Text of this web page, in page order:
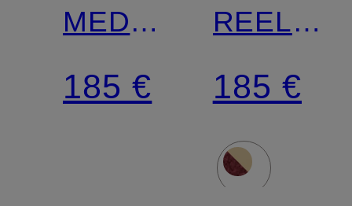
MEDALIST
LOW
LL
185 €
LOW
UT29
185 €